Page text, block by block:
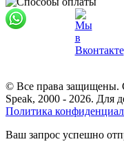
© Все права защищены.
Speak, 2000 - 2026. Для
Политика
Ваш запрос успешно